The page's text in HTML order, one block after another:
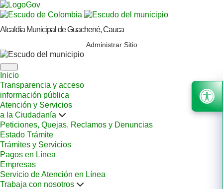
Alcaldía Municipal de Guachené, Cauca
Administrar Sitio
Inicio
Transparencia y acceso
información pública
Atención y Servicios
a la Ciudadanía
Peticiones, Quejas, Reclamos y Denuncias
Estado Trámite
Trámites y Servicios
Pagos en Línea
Empresas
Servicio de Atención en Línea
Trabaja con nosotros